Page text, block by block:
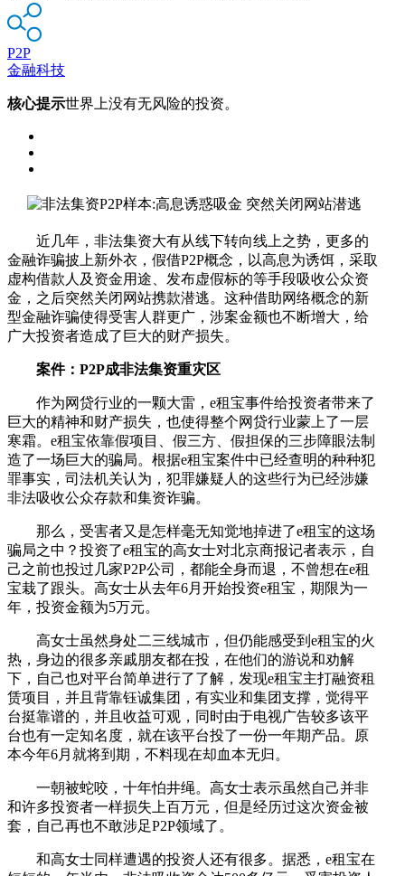
P2P
金融科技
核心提示世界上没有无风险的投资。
近几年，非法集资大有从线下转向线上之势，更多的
金融诈骗披上新外衣，假借P2P概念，以高息为诱饵，采取
虚构借款人及资金用途、发布虚假标的等手段吸收公众资
金，之后突然关闭网站携款潜逃。这种借助网络概念的新
型金融诈骗使得受害人群更广，涉案金额也不断增大，给
广大投资者造成了巨大的财产损失。
案件：P2P成非法集资重灾区
作为网贷行业的一颗大雷，e租宝事件给投资者带来了
巨大的精神和财产损失，也使得整个网贷行业蒙上了一层
寒霜。e租宝依靠假项目、假三方、假担保的三步障眼法制
造了一场巨大的骗局。根据e租宝案件中已经查明的种种犯
罪事实，司法机关认为，犯罪嫌疑人的这些行为已经涉嫌
非法吸收公众存款和集资诈骗。
那么，受害者又是怎样毫无知觉地掉进了e租宝的这场
骗局之中？投资了e租宝的高女士对北京商报记者表示，自
己之前也投过几家P2P公司，都能全身而退，不曾想在e租
宝栽了跟头。高女士从去年6月开始投资e租宝，期限为一
年，投资金额为5万元。
高女士虽然身处二三线城市，但仍能感受到e租宝的火
热，身边的很多亲戚朋友都在投，在他们的游说和劝解
下，自己也对平台简单进行了了解，发现e租宝主打融资租
赁项目，并且背靠钰诚集团，有实业和集团支撑，觉得平
台挺靠谱的，并且收益可观，同时由于电视广告较多该平
台也有一定知名度，就在该平台投了一份一年期产品。原
本今年6月就将到期，不料现在却血本无归。
一朝被蛇咬，十年怕井绳。高女士表示虽然自己并非
和许多投资者一样损失上百万元，但是经历过这次资金被
套，自己再也不敢涉足P2P领域了。
和高女士同样遭遇的投资人还有很多。据悉，e租宝在